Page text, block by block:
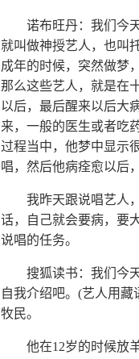
诺布旺丹：我们今天
就叫做神授艺人，也叫
成年的时候，突然做梦
那么这些艺人，就是在
以后，最后醒来以后大
来，一般的医生或者吃
过程当中，他梦中显示
唱，然后他病痊愈以后
我昨天跟说唱艺人，
话，自己就会要病，要
说唱的任务。
搜狐读书：我们今天
自我介绍吧。 (艺人用藏
牧民。
他在12岁的时候放